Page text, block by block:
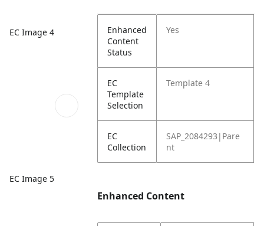
EC Image 4
EC Image 5
Enhanced
Content
Status
Yes
EC
Template
Selection
Template 4
EC
Collection
SAP_2084293|Pare
nt
Enhanced Content